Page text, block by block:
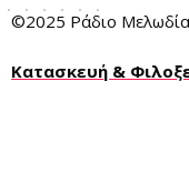
©2025 Ράδιο
Κατασκευή &